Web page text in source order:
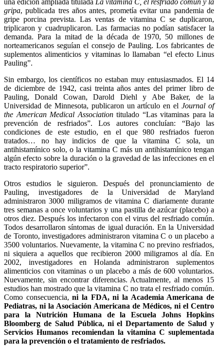
una edición ampliada titulada La vitamina C, el resfriado común y la
gripa, publicada tres años antes, prometía evitar una pandemia de
gripe porcina prevista. Las ventas de vitamina C se duplicaron,
triplicaron y cuadruplicaron. Las farmacias no podían satisfacer la
demanda. Para la mitad de la década de 1970, 50 millones de
norteamericanos seguían el consejo de Pauling. Los fabricantes de
suplementos alimenticios y vitaminas lo llamaban “el efecto Linus
Pauling”.
Sin embargo, los científicos no estaban muy entusiasmados. El 14
de diciembre de 1942, casi treinta años antes del primer libro de
Pauling, Donald Cowan, Darold Diehl y Abe Baker, de la
Universidad de Minnesota, publicaron un artículo en elJournal of
the American Medical Associationtitulado “Las vitaminas para la
prevención de resfriados”. Los autores concluían: “Bajo las
condiciones de este estudio, en el que 980 resfriados fueron
tratados… no hay indicios de que la vitamina C sola, un
antihistamínico solo, o la vitamina C más un antihistamínico tengan
algún efecto sobre la duración o la gravedad de las infecciones en el
tracto respiratorio superior”.
Otros estudios le siguieron. Después del pronunciamiento de
Pauling, investigadores de la Universidad de Maryland
administraron 3000 miligramos de vitamina C diariamente durante
tres semanas a once voluntarios y una pastilla de azúcar (placebo) a
otros diez. Después los infectaron con el virus del resfriado común.
Todos desarrollaron síntomas de igual duración. En la Universidad
de Toronto, investigadores administraron vitamina C o un placebo a
3500 voluntarios. Nuevamente, la vitamina C no previno resfriados,
ni siquiera a aquellos que recibieron 2000 miligramos al día. En
2002, investigadores en Holanda administraron suplementos
alimenticios con vitaminas o un placebo a más de 600 voluntarios.
Nuevamente, sin encontrar diferencias. Actualmente, al menos 15
estudios han mostrado que la vitamina C no trata el resfriado común.
Como consecuencia,ni la FDA, ni la Academia Americana de
Pediatras, ni la Asociación Americana de Médicos, ni el Centro
para la Nutrición Humana de la Escuela Johns Hopkins
Bloomberg de Salud Pública, ni el Departamento de Salud y
Servicios Humanos recomiendan la vitamina C suplementada
para la prevención o el tratamiento de resfriados.